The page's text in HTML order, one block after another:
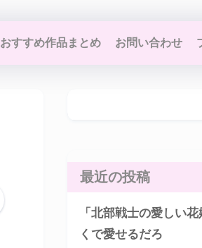
おすすめ作品まとめ お問い合わせ
最近の投稿
「北部戦士の愛しい
くで愛せるだろ